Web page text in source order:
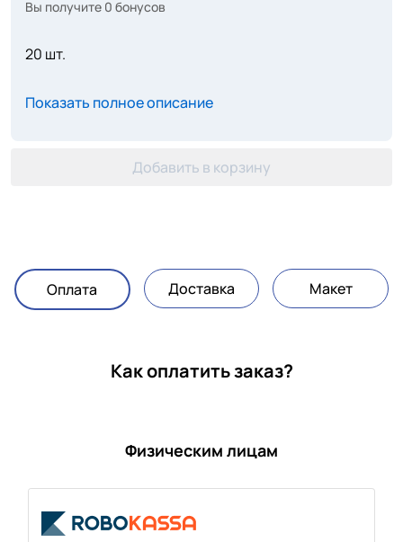
Вы получите 0 бонусов
20 шт.
Показать полное описание
Добавить в корзину
Оплата Доставка Макет
Как оплатить заказ?
Физическим лицам